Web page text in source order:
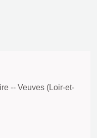
-- Veuves (Loir-et-